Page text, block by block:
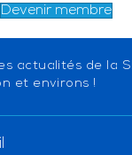
Devenir membre
actualités de la
et environs !